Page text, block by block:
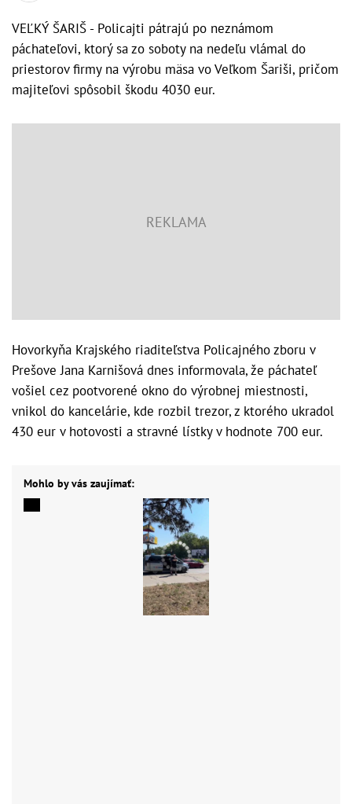
VEĽKÝ ŠARIŠ - Policajti pátrajú po neznámom
páchateľovi, ktorý sa zo soboty na nedeľu vlámal do
priestorov firmy na výrobu mäsa vo Veľkom Šariši, pričom
majiteľovi spôsobil škodu 4030 eur.
Hovorkyňa Krajského riaditeľstva Policajného zboru v
Prešove Jana Karnišová dnes informovala, že páchateľ
vošiel cez pootvorené okno do výrobnej miestnosti,
vnikol do kancelárie, kde rozbil trezor, z ktorého ukradol
430 eur v hotovosti a stravné lístky v hodnote 700 eur.
Mohlo by vás zaujímať: